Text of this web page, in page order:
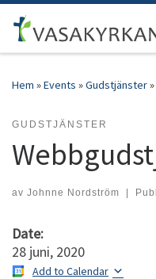
Hoppa till innehåll
Hem »Events »Gudstjänster»
GUDSTJÄNSTER
av Johnne Nordström |
Date:
28 juni, 2020
Add to Calendar